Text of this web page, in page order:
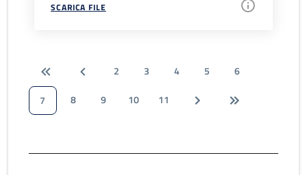
SCARICA FILE
2 3 4 5
6
7
8 9 10 11